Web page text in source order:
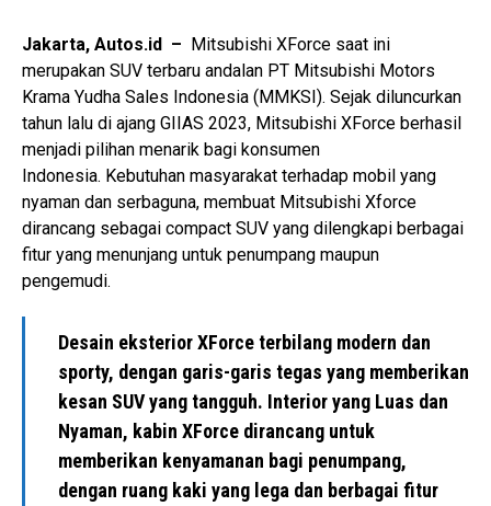
Jakarta, Autos.id – Mitsubishi XForce saat ini
merupakan SUV terbaru andalan PT Mitsubishi Motors
Krama Yudha Sales Indonesia (MMKSI). Sejak diluncurkan
tahun lalu di ajang GIIAS 2023, Mitsubishi XForce berhasil
menjadi pilihan menarik bagi konsumen
Indonesia. Kebutuhan masyarakat terhadap mobil yang
nyaman dan serbaguna, membuat Mitsubishi Xforce
dirancang sebagai compact SUV yang dilengkapi berbagai
fitur yang menunjang untuk penumpang maupun
pengemudi.
Desain eksterior XForce terbilang modern dan
sporty, dengan garis-garis tegas yang memberikan
kesan SUV yang tangguh. Interior yang Luas dan
Nyaman, kabin XForce dirancang untuk
memberikan kenyamanan bagi penumpang,
dengan ruang kaki yang lega dan berbagai fitur